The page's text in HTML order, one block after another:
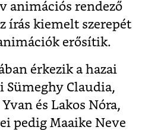
animációs rendező
írás kiemelt szerepét
erősítik.
érkezik a hazai
Sümeghy Claudia,
és Lakos Nóra,
pedig Maaike Neve